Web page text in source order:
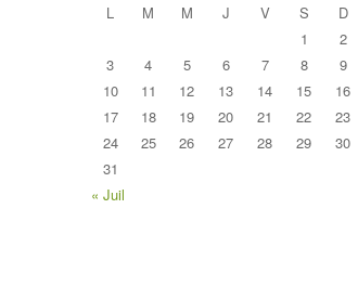
L
M M J V S
D
1
2
3
4 5 6 7 8
9
10
11 12 13 14 15
16
17
18 19 20 21 22
23
24
25 26 27 28 29
30
31
« Juil